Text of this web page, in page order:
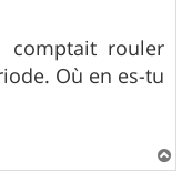
rouler
Où en es-tu
a